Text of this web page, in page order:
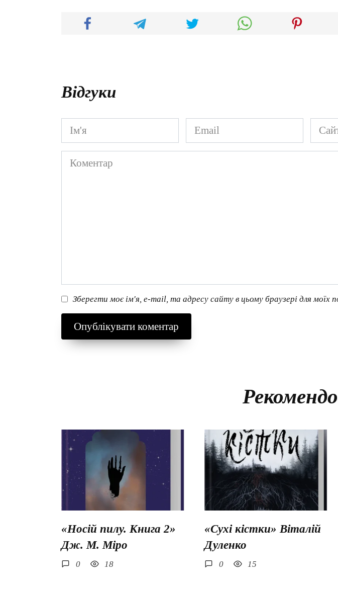
Відгуки
Ім'я
*
Email
*
Сайт
Коментар
Зберегти моє ім'я, e-mail, та адресу сайту в цьому браузері для моїх
«Носій пилу. Книга 2»
Дж. М. Міро
0 18
«Сухі кістки» Віталій
Дуленко
0 15